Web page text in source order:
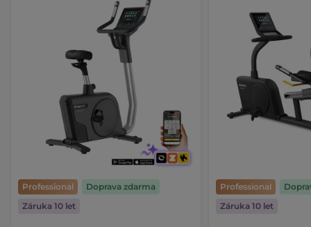
Professional
Doprava zdarma
Záruka 10 let
Professional
Záruka 10 let